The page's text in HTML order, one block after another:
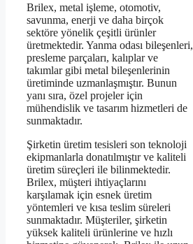
Brilex, metal işleme, otomotiv,
savunma, enerji ve daha birçok
sektöre yönelik çeşitli ürünler
üretmektedir. Yanma odası bileşenleri,
presleme parçaları, kalıplar ve
takımlar gibi metal bileşenlerinin
üretiminde uzmanlaşmıştır. Bunun
yanı sıra, özel projeler için
mühendislik ve tasarım hizmetleri de
sunmaktadır.
Şirketin üretim tesisleri son teknoloji
ekipmanlarla donatılmıştır ve kaliteli
üretim süreçleri ile bilinmektedir.
Brilex, müşteri ihtiyaçlarını
karşılamak için esnek üretim
yöntemleri ve kısa teslim süreleri
sunmaktadır. Müşteriler, şirketin
yüksek kaliteli ürünlerine ve hızlı